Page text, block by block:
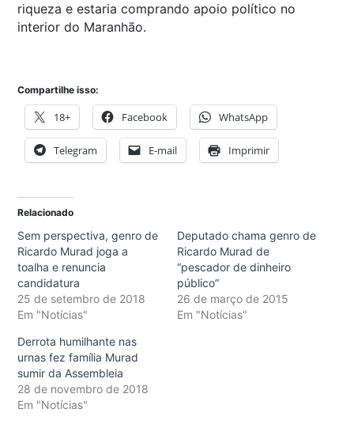
riqueza e estaria comprando apoio político no
interior do Maranhão.
Compartilhe isso:
18+ Facebook WhatsApp
Telegram E-mail Imprimir
Relacionado
Sem perspectiva, genro de
Ricardo Murad joga a
toalha e renuncia
candidatura
25 de setembro de 2018
Em "Notícias"
Deputado chama genro de
Ricardo Murad de
“pescador de dinheiro
público”
26 de março de 2015
Em "Notícias"
Derrota humilhante nas
urnas fez família Murad
sumir da Assembleia
28 de novembro de 2018
Em "Notícias"